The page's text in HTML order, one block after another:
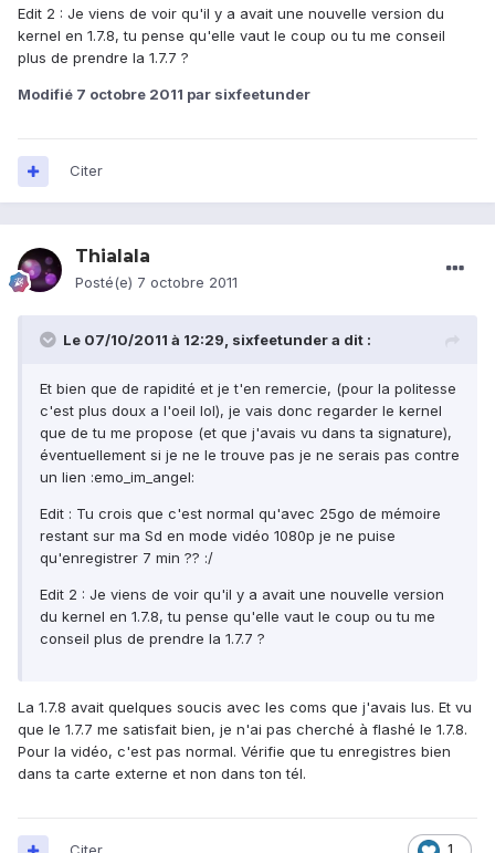
Edit 2 : Je viens de voir qu'il y a avait une nouvelle version du
kernel en 1.7.8, tu pense qu'elle vaut le coup ou tu me conseil
plus de prendre la 1.7.7 ?
Modifié 7 octobre 2011 par sixfeetunder
Citer
Thialala
Posté(e) 7 octobre 2011
Le 07/10/2011 à 12:29, sixfeetunder a dit :
Et bien que de rapidité et je t'en remercie, (pour la politesse
c'est plus doux a l'oeil lol), je vais donc regarder le kernel
que de tu me propose (et que j'avais vu dans ta signature),
éventuellement si je ne le trouve pas je ne serais pas contre
un lien :emo_im_angel:
Edit : Tu crois que c'est normal qu'avec 25go de mémoire
restant sur ma Sd en mode vidéo 1080p je ne puise
qu'enregistrer 7 min ?? :/
Edit 2 : Je viens de voir qu'il y a avait une nouvelle version
du kernel en 1.7.8, tu pense qu'elle vaut le coup ou tu me
conseil plus de prendre la 1.7.7 ?
La 1.7.8 avait quelques soucis avec les coms que j'avais lus. Et vu
que le 1.7.7 me satisfait bien, je n'ai pas cherché à flashé le 1.7.8.
Pour la vidéo, c'est pas normal. Vérifie que tu enregistres bien
dans ta carte externe et non dans ton tél.
1